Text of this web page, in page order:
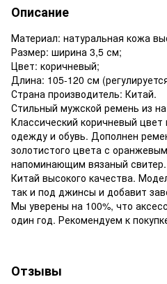
Описание
Материал: натуральная кожа
Размер: ширина 3,5 см;
Цвет: коричневый;
Длина: 105-120 см
Страна производитель: Китай.
Стильный мужской ремень из
Классический коричневый
одежду и обувь. Дополнен
золотистого цвета с
напоминающим вязаный
Китай высокого качества.
так и под джинсы и добавит
Мы уверены на 100%, что
один год. Рекомендуем к
Отзывы